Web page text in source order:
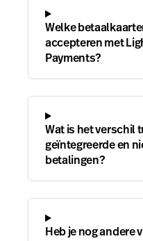
Welke
accepteren met
Payments?
Wat is het verschil
geïntegreerde en
betalingen?
Heb je nog andere